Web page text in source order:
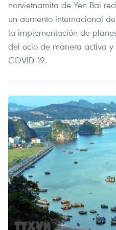
norvietnamita de Yen Bai
un aumento internacional
la implementación de
del ocio de manera activa
COVID-19.